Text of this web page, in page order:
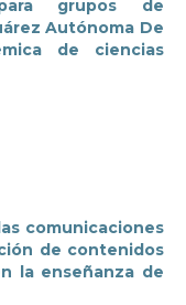
grupos de
Autónoma De
de ciencias
comunicaciones
de contenidos
la enseñanza de